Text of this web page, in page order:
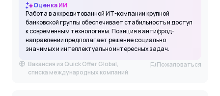
Оценка ИИ
Работа в аккредитованной ИТ-компании крупной
банковской группы обеспечивает стабильность и доступ
к современным технологиям. Позиция в антифрод-
направлении предполагает решение социально
значимых и интеллектуально интересных задач.
Вакансия из Quick Offer Global,
списка международных компаний
Пожаловаться